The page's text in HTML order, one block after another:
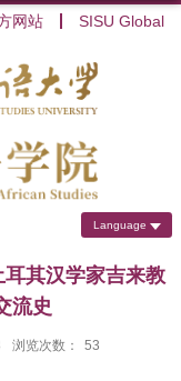
网站 SISU Global
Language
其汉学家吉来教
流史
浏览次数： 53